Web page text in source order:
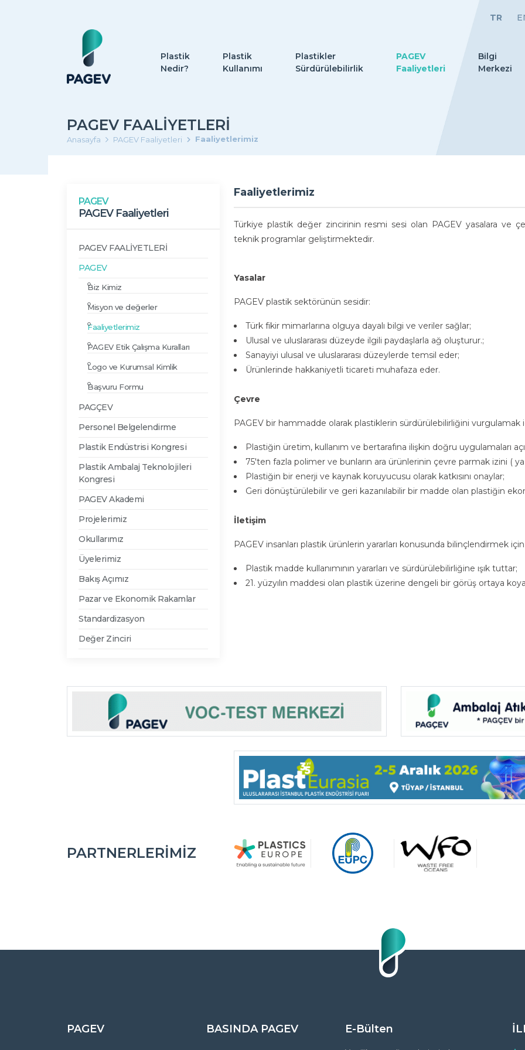
TR
Plastik
Nedir?
Plastik
Kullanımı
Plastikler
Sürdürülebilirlik
PAGEV
Faaliyetleri
Bilgi
Merkezi
PAGEV FAALIYETLERI
Anasayfa PAGEV Faaliyetleri Faaliyetlerimiz
PAGEV
PAGEV Faaliyetleri
PAGEV FAALİYETLERİ
PAGEV
Biz Kimiz
Misyon ve değerler
Faaliyetlerimiz
PAGEV Etik Çalışma Kuralları
Logo ve Kurumsal Kimlik
Başvuru Formu
PAGÇEV
Personel Belgelendirme
Plastik Endüstrisi Kongresi
Plastik Ambalaj Teknolojileri
Kongresi
PAGEV Akademi
Projelerimiz
Okullarımız
Üyelerimiz
Bakış Açımız
Pazar ve Ekonomik Rakamlar
Standardizasyon
Değer Zinciri
Faaliyetlerimiz
Türkiye plastik değer zincirinin resmi sesi olan PAGEV yasalara ve
teknik programlar geliştirmektedir.
Yasalar
PAGEV plastik sektörünün sesidir:
Türk fikir mimarlarına olguya dayalı bilgi ve veriler sağlar;
Ulusal ve uluslararası düzeyde ilgili paydaşlarla ağ oluşturur.;
Sanayiyi ulusal ve uluslararası düzeylerde temsil eder;
Ürünlerinde hakkaniyetli ticareti muhafaza eder.
Çevre
PAGEV bir hammadde olarak plastiklerin sürdürülebilirliğini vurgulamak
Plastiğin üretim, kullanım ve bertarafına ilişkin doğru uygulamaları
75'ten fazla polimer ve bunların ara ürünlerinin çevre parmak izini (
Plastiğin bir enerji ve kaynak koruyucusu olarak katkısını onaylar;
Geri dönüştürülebilir ve geri kazanılabilir bir madde olan plastiğin
İletişim
PAGEV insanları plastik ürünlerin yararları konusunda bilinçlendirmek
Plastik madde kullanımının yararları ve sürdürülebilirliğine ışık tuttar;
21. yüzyılın maddesi olan plastik üzerine dengeli bir görüş ortaya
PARTNERLERIMIZ
PAGEV BASINDA PAGEV E-Bülten